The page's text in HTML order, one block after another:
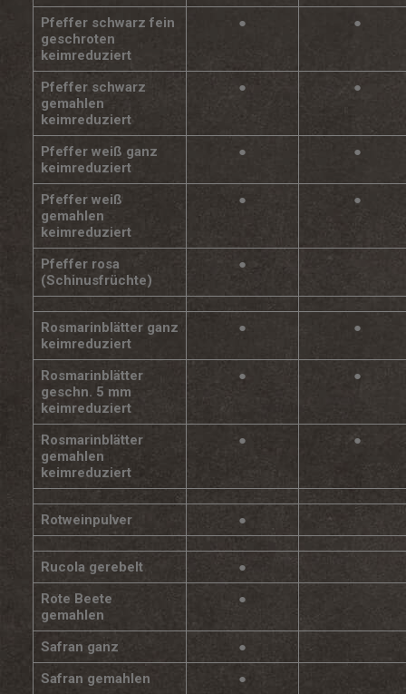
Pfeffer schwarz fein
geschroten
keimreduziert
● ●
Pfeffer schwarz
gemahlen
keimreduziert
● ●
Pfeffer weiß ganz
keimreduziert
● ●
Pfeffer weiß
gemahlen
keimreduziert
● ●
Pfeffer rosa
(Schinusfrüchte)
●
Rosmarinblätter ganz
keimreduziert
● ●
Rosmarinblätter
geschn. 5 mm
keimreduziert
● ●
Rosmarinblätter
gemahlen
keimreduziert
● ●
Rotweinpulver ●
Rucola gerebelt
●
Rote Beete
gemahlen
●
Safran ganz
●
Safran gemahlen
●